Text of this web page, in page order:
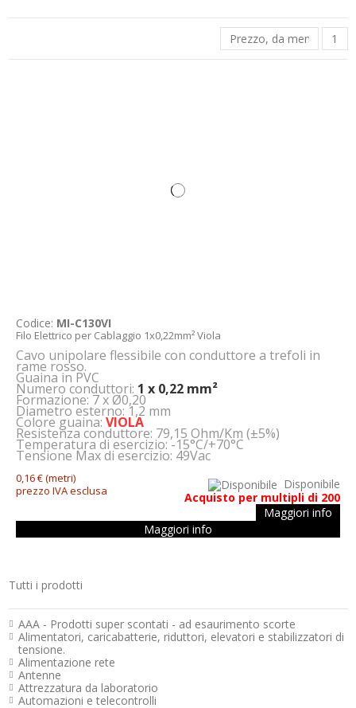
Prezzo, da meno caro
1
Codice: MI-C130VI
Filo Elettrico per Cablaggio 1x0,22mm² Viola
Cavo unipolare flessibile con conduttore a trefoli in
rame rosso.
Guaina in PVC
Numero conduttori: 1 x 0,22 mm²
Formazione: 7 x Ø0,20
Diametro esterno: 1,2 mm
Colore guaina: VIOLA
Resistenza conduttore: 79,15 Ohm/Km (±5%)
Temperatura di esercizio: -15°C/+70°C
Tensione Max di esercizio: 49Vac
0,16 €(metri)
prezzo IVA esclusa
Disponibile
Acquisto per multipli di 200
Maggiori info
Maggiori info
Tutti i prodotti
AAA - Prodotti super scontati - ad esaurimento scorte
Alimentatori, caricabatterie, riduttori, elevatori e stabilizzatori di
tensione.
Alimentazione rete
Antenne
Attrezzatura da laboratorio
Automazioni e telecontrolli